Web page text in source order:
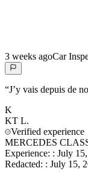
3 weeks agoCar
“J’y vais depuis de
K
KT L.
Verified experience
MERCEDES
Experience: : July
Redacted: : July 15,